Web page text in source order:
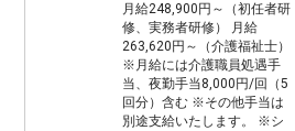
月給248,900円～（初任者研
修、実務者研修） 月給
263,620円～（介護福祉士）
※月給には介護職員処遇手
当、夜勤手当8,000円/回（5
回分）含む ※その他手当は
別途支給いたします。 ※シ